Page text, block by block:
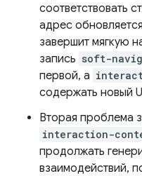
соответствовать
адрес
завершит мягкую
запись soft-
первой, а
содержать новый
Вторая проблема
interaction-
продолжать
взаимодействий,